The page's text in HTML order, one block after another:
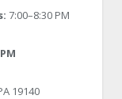
7:00–8:30 PM
19140